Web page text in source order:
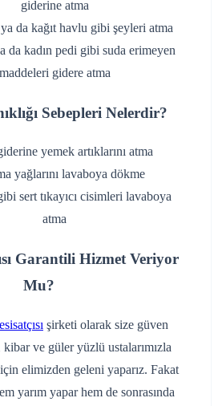
giderine atma
da kağıt havlu gibi şeyleri atma
da kadın pedi gibi suda erimeyen
maddeleri gidere atma
Sebepleri Nelerdir?
yemek artıklarını atma
yağlarını lavaboya dökme
sert tıkayıcı cisimleri lavaboya
atma
Garantili Hizmet Veriyor
Mu?
şirketi olarak size güven
ve güler yüzlü ustalarımızla
elimizden geleni yaparız. Fakat
yarım yapar hem de sonrasında